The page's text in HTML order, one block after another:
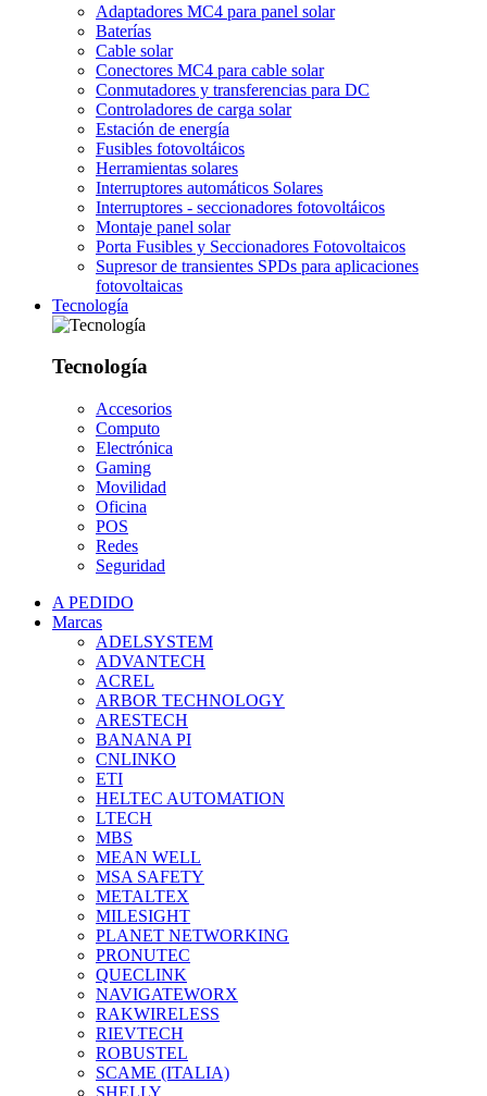
Adaptadores MC4 para panel solar
Baterías
Cable solar
Conectores MC4 para cable solar
Conmutadores y transferencias para DC
Controladores de carga solar
Estación de energía
Fusibles fotovoltáicos
Herramientas solares
Interruptores automáticos Solares
Interruptores - seccionadores fotovoltáicos
Montaje panel solar
Porta Fusibles y Seccionadores Fotovoltaicos
Supresor de transientes SPDs para aplicaciones
fotovoltaicas
Tecnología
Tecnología
Accesorios
Computo
Electrónica
Gaming
Movilidad
Oficina
POS
Redes
Seguridad
A PEDIDO
Marcas
ADELSYSTEM
ADVANTECH
ACREL
ARBOR TECHNOLOGY
ARESTECH
BANANA PI
CNLINKO
ETI
HELTEC AUTOMATION
LTECH
MBS
MEAN WELL
MSA SAFETY
METALTEX
MILESIGHT
PLANET NETWORKING
PRONUTEC
QUECLINK
NAVIGATEWORX
RAKWIRELESS
RIEVTECH
ROBUSTEL
SCAME (ITALIA)
SHELLY